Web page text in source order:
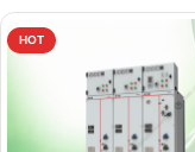
HOT